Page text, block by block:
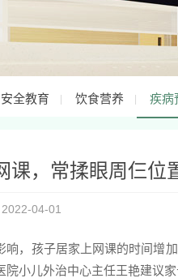
安全教育 饮食营养 疾病
课，常揉眼周仨位
2022-04-01
响，孩子居家上网课的时间增
院小儿外治中心主任王艳建议家